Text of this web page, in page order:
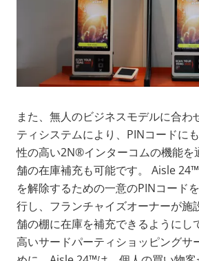
また、無人のビジネスモデルに合わ
ティシステムにより、PINコードに
性の高い2N®インターコムの機能を
舗の在庫補充も可能です。 Aisle
を解除するための一意のPINコード
行し、フランチャイズオーナーが施
舗の棚に在庫を補充できるようにし
高いサードパーティショッピングサ